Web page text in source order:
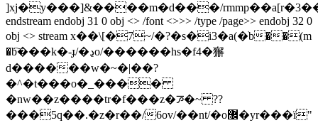
]xj�y���]&����m�d���/
endstream endobj 31 0 obj <> /font <>>> /type /page>> endobj 32 0
obj <> stream x��\[�7~/�?�s�i3�a(�ׁb��(m
�b҇���k�-ɟ/�ڍo/������hs�f4�獬
d������w�~�|��?
�^�t���o�_����
�nw��z����tr�f���z�ꯍ�~ ??
���5q��.�z�r��/6ov/��nt/�o޼�yr���ï"